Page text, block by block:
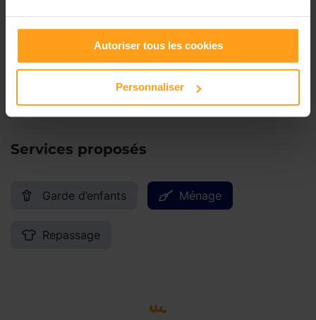
Autoriser tous les cookies
Personnaliser
Disponible de 00:00 à 00:00
Services proposés
Garde d’enfants Ménage
Repassage